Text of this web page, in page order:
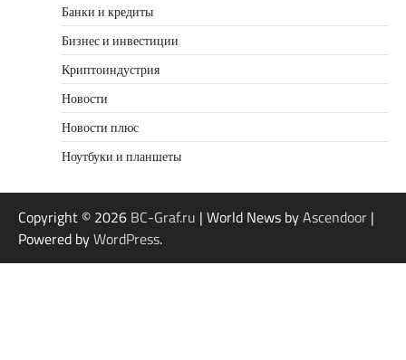
Банки и кредиты
Бизнес и инвестиции
Криптоиндустрия
Новости
Новости плюс
Ноутбуки и планшеты
Copyright © 2026 BC-Graf.ru | World News byAscendoor |
Powered byWordPress.